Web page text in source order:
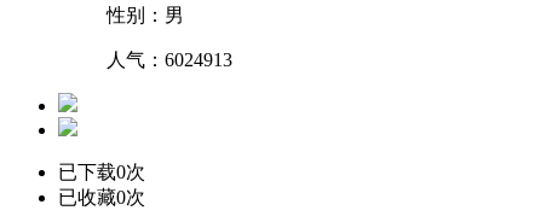
性别：男
人气： 6024913
已下载0次
已收藏0次